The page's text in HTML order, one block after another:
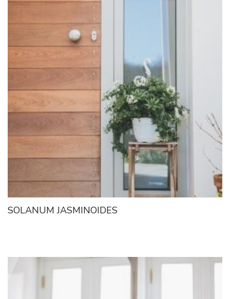
SOLANUM JASMINOIDES